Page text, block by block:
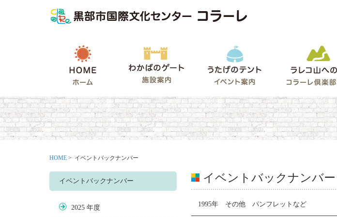
わかばのゲート
HOME > イベントバックナンバー
イベントバックナンバー
2025
イベントバックナンバー
1995年 その他 パンフレットなど